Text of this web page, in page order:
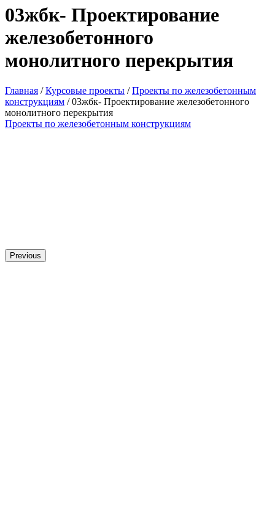
03жбк- Проектирование
железобетонного
монолитного перекрытия
Главная /Курсовые проекты /Проекты по железобетонным
конструкциям / 03жбк- Проектирование железобетонного
монолитного перекрытия
Проекты по железобетонным конструкциям
Previous